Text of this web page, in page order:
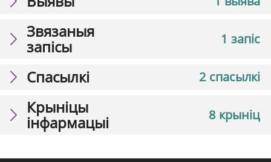
1 запіс
Звязаныя
запісы
2 спасылкі
Спасылкі
8 крыніц
Крыніцы
інфармацыі